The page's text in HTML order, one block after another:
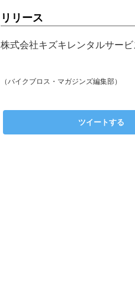
リリース
株式会社キズキレンタルサー
（バイクブロス・マガジンズ編集部）
ツイートする